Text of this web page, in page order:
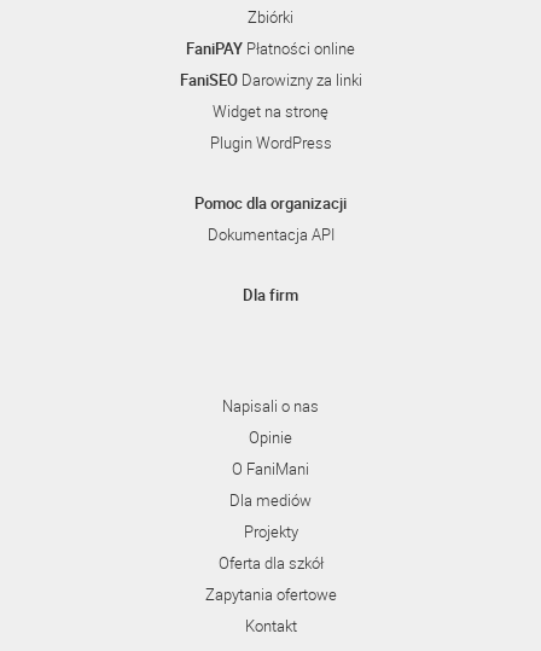
Zbiórki
FaniPAY Płatności online
FaniSEODarowizny za linki
Widget na stronę
Plugin WordPress
Pomoc dla organizacji
Dokumentacja API
Dla firm
Napisali o nas
Opinie
O FaniMani
Dla mediów
Projekty
Oferta dla szkół
Zapytania ofertowe
Kontakt